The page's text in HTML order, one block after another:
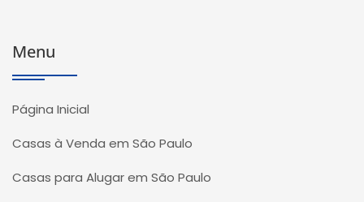
Menu
Página Inicial
Casas à Venda em São Paulo
Casas para Alugar em São Paulo